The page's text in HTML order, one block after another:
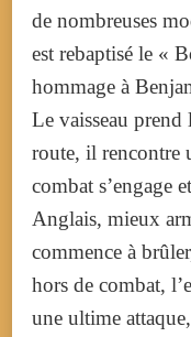
de nombreuses
est rebaptisé le «
hommage à
Le vaisseau prend
route, il rencontre
combat s’engage
Anglais, mieux
commence à
hors de combat,
une ultime